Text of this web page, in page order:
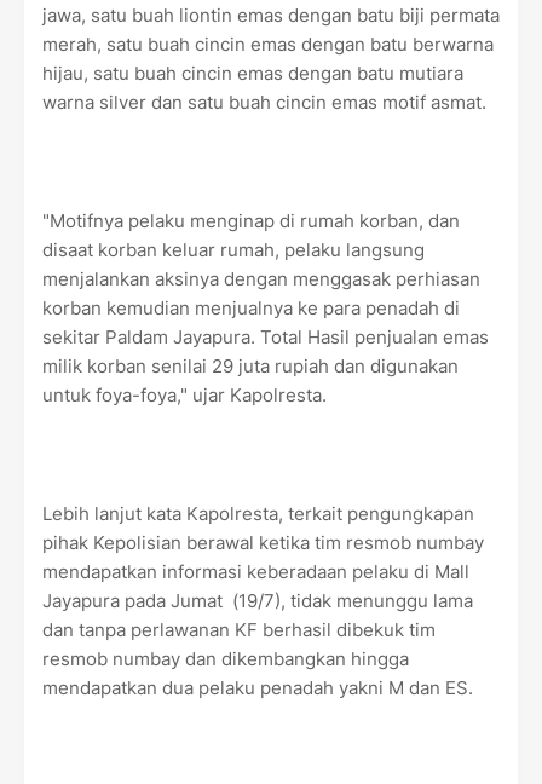
jawa, satu buah liontin emas dengan batu biji permata
merah, satu buah cincin emas dengan batu berwarna
hijau, satu buah cincin emas dengan batu mutiara
warna silver dan satu buah cincin emas motif asmat.
"Motifnya pelaku menginap di rumah korban, dan
disaat korban keluar rumah, pelaku langsung
menjalankan aksinya dengan menggasak perhiasan
korban kemudian menjualnya ke para penadah di
sekitar Paldam Jayapura. Total Hasil penjualan emas
milik korban senilai 29 juta rupiah dan digunakan
untuk foya-foya," ujar Kapolresta.
Lebih lanjut kata Kapolresta, terkait pengungkapan
pihak Kepolisian berawal ketika tim resmob numbay
mendapatkan informasi keberadaan pelaku di Mall
Jayapura pada Jumat (19/7), tidak menunggu lama
dan tanpa perlawanan KF berhasil dibekuk tim
resmob numbay dan dikembangkan hingga
mendapatkan dua pelaku penadah yakni M dan ES.